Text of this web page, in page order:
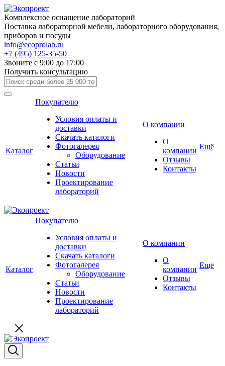
Комплексное оснащение лабораторий
Поставка лабораторной мебели, лабораторного оборудования,
приборов и посуды
info@ecoprolab.ru
+7 (495) 125-35-50
Звоните с 9:00 до 17:00
Получить консультацию
Каталог
Покупателю
Условия оплаты и
доставки
Скачать каталоги
Фотогалерея
Оборудование
Статьи
Новости
Проектирование
лабораторий
О компании
О
компании
Отзывы
Контакты
Ещё
Каталог
Покупателю
Условия оплаты и
доставки
Скачать каталоги
Фотогалерея
Оборудование
Статьи
Новости
Проектирование
лабораторий
О компании
О
компании
Отзывы
Контакты
Ещё